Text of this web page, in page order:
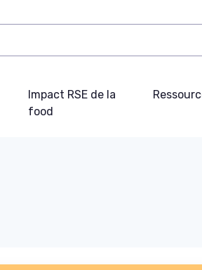
Impact RSE de la
food